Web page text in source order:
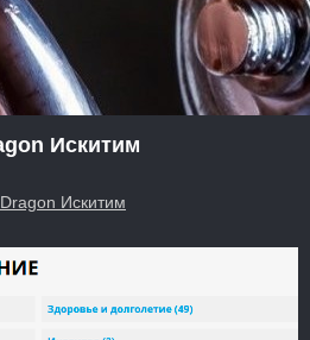
Искитим
Искитим